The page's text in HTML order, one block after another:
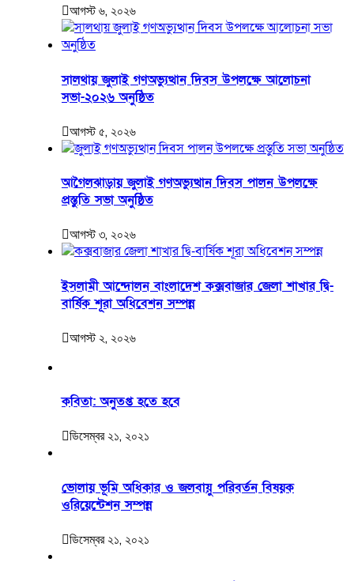
আগস্ট ৬, ২০২৬
সালথায় জুলাই গণঅভ্যুত্থান দিবস উপলক্ষে আলোচনা
সভা-২০২৬ অনুষ্ঠিত
আগস্ট ৫, ২০২৬
আগৈলঝাড়ায় জুলাই গণঅভ্যুত্থান দিবস পালন উপলক্ষে
প্রস্তুতি সভা অনুষ্ঠিত
আগস্ট ৩, ২০২৬
ইসলামী আন্দোলন বাংলাদেশ কক্সবাজার জেলা শাখার দ্বি-
বার্ষিক শূরা অধিবেশন সম্পন্ন
আগস্ট ২, ২০২৬
কবিতা: অনুতপ্ত হতে হবে
ডিসেম্বর ২১, ২০২১
ভোলায় ভূমি অধিকার ও জলবায়ু পরিবর্তন বিষয়ক
ওরিয়েন্টেশন সম্পন্ন
ডিসেম্বর ২১, ২০২১